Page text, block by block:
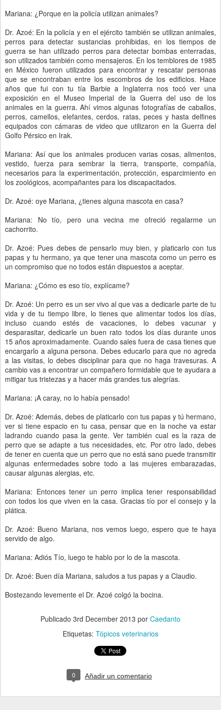
Mariana: ¿Porque en la policía utilizan animales?
Dr. Azoé: En la policía y en el ejército también se utilizan animales,
perros para detectar sustancias prohibidas, en los tiempos de
guerra se han utilizado perros para detectar bombas enterradas,
son utilizados también como mensajeros. En los temblores de 1985
en México fueron utilizados para encontrar y rescatar personas
que se encontraban entre los escombros de los edificios. Hace
años que fui con tu tía Barbie a Inglaterra nos tocó ver una
exposición en el Museo Imperial de la Guerra del uso de los
animales en la guerra. Ahí vimos algunas fotografías de caballos,
perros, camellos, elefantes, cerdos, ratas, peces y hasta delfines
equipados con cámaras de video que utilizaron en la Guerra del
Golfo Pérsico en Irak.
Mariana: Así que los animales producen varias cosas, alimentos,
vestido, fuerza para sembrar la tierra, transporte, compañía,
necesarios para la experimentación, protección, esparcimiento en
los zoológicos, acompañantes para los discapacitados.
Dr. Azoé: oye Mariana, ¿tienes alguna mascota en casa?
Mariana: No tío, pero una vecina me ofreció regalarme un
cachorrito.
Dr. Azoé: Pues debes de pensarlo muy bien, y platicarlo con tus
papas y tu hermano, ya que tener una mascota como un perro es
un compromiso que no todos están dispuestos a aceptar.
Mariana: ¿Cómo es eso tío, explícame?
Dr. Azoé: Un perro es un ser vivo al que vas a dedicarle parte de tu
vida y de tu tiempo libre, lo tienes que alimentar todos los días,
incluso cuando estés de vacaciones, lo debes vacunar y
desparasitar, dedicarle un buen rato todos los días durante unos
15 años aproximadamente. Cuando sales fuera de casa tienes que
encargarlo a alguna persona. Debes educarlo para que no agreda
a las visitas, lo debes disciplinar para que no haga travesuras. A
cambio vas a encontrar un compañero formidable que te ayudara a
mitigar tus tristezas y a hacer más grandes tus alegrías.
Mariana: ¡A caray, no lo había pensado!
Dr. Azoé: Además, debes de platicarlo con tus papas y tú hermano,
ver si tiene espacio en tu casa, pensar que en la noche va estar
ladrando cuando pasa la gente. Ver también cual es la raza de
perro que se adapte a tus necesidades, etc. Por otro lado, debes
de tener en cuenta que un perro que no está sano puede transmitir
algunas enfermedades sobre todo a las mujeres embarazadas,
causar algunas alergias, etc.
Mariana: Entonces tener un perro implica tener responsabilidad
con todos los que viven en la casa. Gracias tío por el consejo y la
plática.
Dr. Azoé: Bueno Mariana, nos vemos luego, espero que te haya
servido de algo.
Mariana: Adiós Tío, luego te hablo por lo de la mascota.
Dr. Azoé: Buen día Mariana, saludos a tus papas y a Claudio.
Bostezando levemente el Dr. Azoé colgó la bocina.
Publicado 3rd December 2013 por Caedanto
Etiquetas: Tópicos veterinarios
0 Añadir un comentario